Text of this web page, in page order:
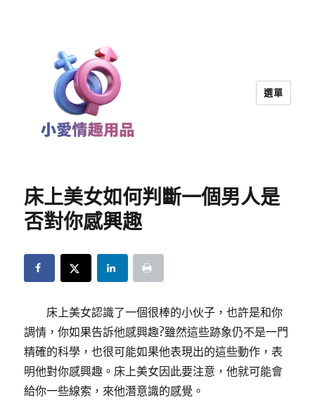
選單
床上美女如何判斷一個男人是
否對你感興趣
床上美女認識了一個很棒的小伙子，也許是和你
調情，你如果告訴他感興趣?雖然這些跡象仍不是一門
精確的科學，也很可能如果他表現出的這些動作，表
明他對你感興趣。床上美女因此要注意，他就可能會
給你一些線索，來他潛意識的感覺。